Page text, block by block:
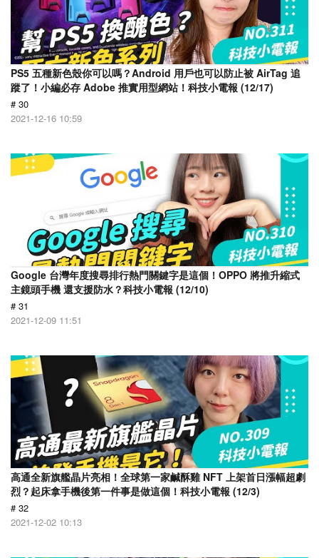
PS5 五種新色殼你可以嗎？Android 用戶也可以防止被 AirTag 追
蹤了！小編必存 Adobe 推實用型網站！科技小電報 (12/17)
# 30
2021-12-16 10:59
Google 台灣年度搜尋排行熱門關鍵字是這個！OPPO 將推升縮式
主鏡頭手機 還支援防水？科技小電報 (12/10)
# 31
2021-12-09 11:51
高通全新旗艦晶片亮相！全球第一家鹹酥雞 NFT 上架首日漲幅超劇
烈？起床拿手機後第一件事是做這個！科技小電報 (12/3)
# 32
2021-12-02 10:13